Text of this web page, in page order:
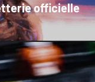
officielle